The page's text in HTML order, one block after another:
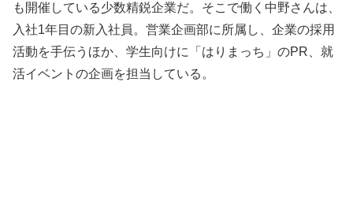
も開催している少数精鋭企業だ。そこで働く中野さんは、
入社1年目の新入社員。営業企画部に所属し、企業の採用
活動を手伝うほか、学生向けに「はりまっち」のPR、就
活イベントの企画を担当している。